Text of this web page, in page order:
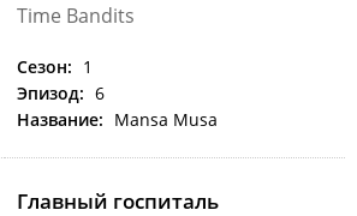
Time Bandits
Сезон: 1
Эпизод: 6
Название: Mansa Musa
Главный госпиталь